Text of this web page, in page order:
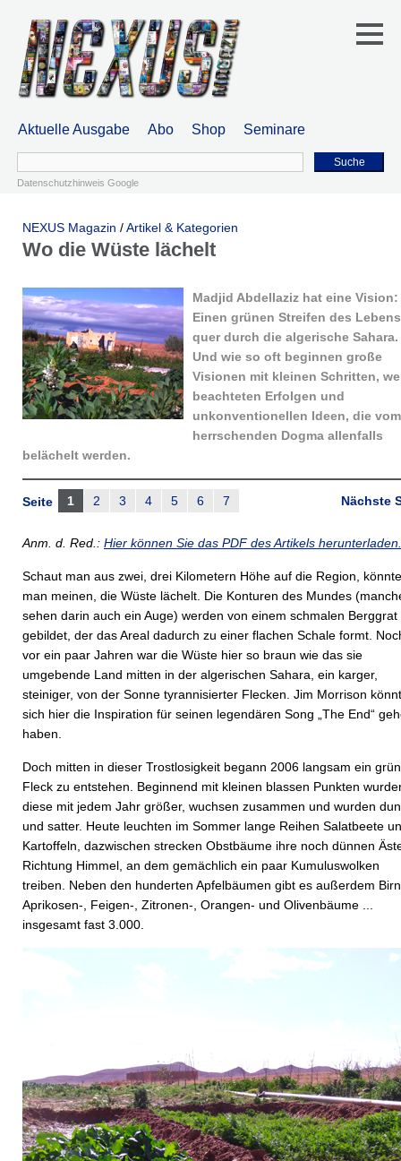
Aktuelle Ausgabe Abo Shop Seminare
Suche
Datenschutzhinweis Google
NEXUS Magazin /Artikel & Kategorien
Wo die Wüste lächelt
Madjid Abdellaziz hat eine Vision:
Einen grünen Streifen des
quer durch die algerische Sahara.
Und wie so oft beginnen große
Visionen mit kleinen Schritten,
beachteten Erfolgen und
unkonventionellen Ideen, die vom
herrschenden Dogma allenfalls
belächelt werden.
Nächste
Seite 1 2 3 4 5 6 7
Anm. d. Red.: Hier können Sie das PDF des Artikels herunterladen.
Schaut man aus zwei, drei Kilometern Höhe auf die Region, könnte
man meinen, die Wüste lächelt. Die Konturen des Mundes
sehen darin auch ein Auge) werden von einem schmalen Berggrat
gebildet, der das Areal dadurch zu einer flachen Schale formt.
vor ein paar Jahren war die Wüste hier so braun wie das sie
umgebende Land mitten in der algerischen Sahara, ein karger,
steiniger, von der Sonne tyrannisierter Flecken. Jim Morrison
sich hier die Inspiration für seinen legendären Song „The End“
haben.
Doch mitten in dieser Trostlosigkeit begann 2006 langsam ein
Fleck zu entstehen. Beginnend mit kleinen blassen Punkten
diese mit jedem Jahr größer, wuchsen zusammen und wurden
und satter. Heute leuchten im Sommer lange Reihen Salatbeete
Kartoffeln, dazwischen strecken Obstbäume ihre noch dünnen
Richtung Himmel, an dem gemächlich ein paar Kumuluswolken
treiben. Neben den hunderten Apfelbäumen gibt es außerdem
Aprikosen-, Feigen-, Zitronen-, Orangen- und Olivenbäume ...
insgesamt fast 3.000.